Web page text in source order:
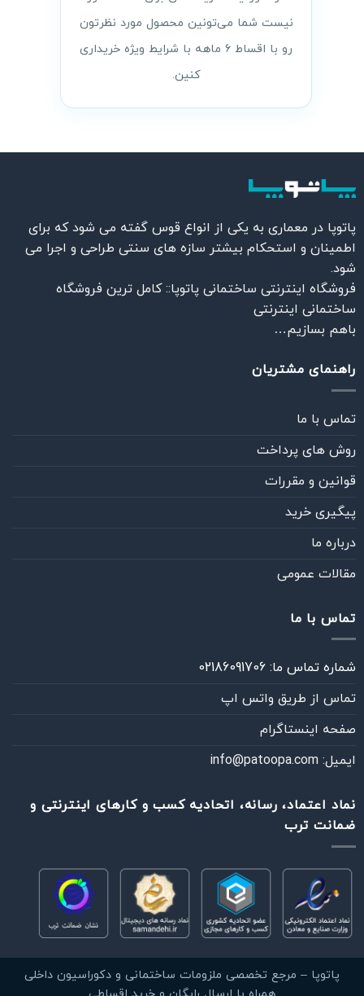
نیست شما می‌تونین محصول مورد نظرتون
رو با اقساط ۶ ماهه با شرایط ویژه خریداری
کنین.
پاتوپا در معماری به یکی از انواع قوس گفته می شود که برای
اطمینان و استحکام بیشتر سازه های سنتی طراحی و اجرا می
شود.
فروشگاه اینترنتی ساختمانی پاتوپا:: کامل ترین فروشگاه
ساختمانی اینترنتی
باهم بسازیم…
راهنمای مشتریان
تماس با ما
روش های پرداخت
قوانین و مقررات
پیگیری خرید
درباره ما
مقالات عمومی
تماس با ما
شماره تماس ما: 02186091706
تماس از طريق واتس اپ
صفحه اینستاگرام
ایمیل: info@patoopa.com
نماد اعتماد، رسانه، اتحادیه کسب و کارهای اینترنتی و
ضمانت ترب
پاتوپا – مرجع تخصصی ملزومات ساختمانی و دکوراسیون داخلی
چطوری می‌تونم کمکت کنم؟
پیام‌رسان دلخواهت رو انتخاب کن
پاسخ سریع گفت‌وگوی مستقیم
خودت انجام بده
فقط آموزش‌ها و راهنماهای DIY
آموزش نصب پارکت لمینت روی سرامیک، سنگ و موزاییک
آموزش انتخاب و نصب قرنیز؛ از خرید تا اجرای بی‌نقص